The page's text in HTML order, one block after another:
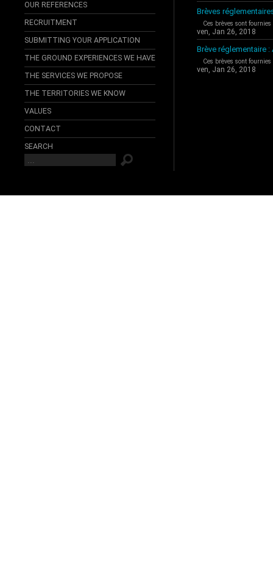
OUR REFERENCES
RECRUITMENT
SUBMITTING YOUR APPLICATION
THE GROUND EXPERIENCES WE HAVE
THE SERVICES WE PROPOSE
THE TERRITORIES WE KNOW
VALUES
CONTACT
SEARCH
Brèves
Ces brèves sont
ven, Jan 26, 2018
Brève réglementaire :
Ces brèves sont
ven, Jan 26, 2018